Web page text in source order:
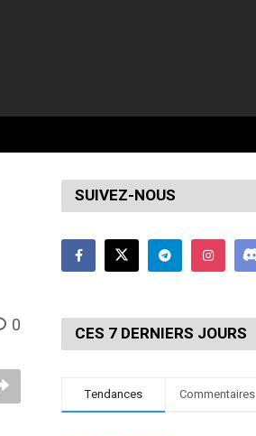
0
SUIVEZ-NOUS
CES 7 DERNIERS JOURS
Tendances Commentaires